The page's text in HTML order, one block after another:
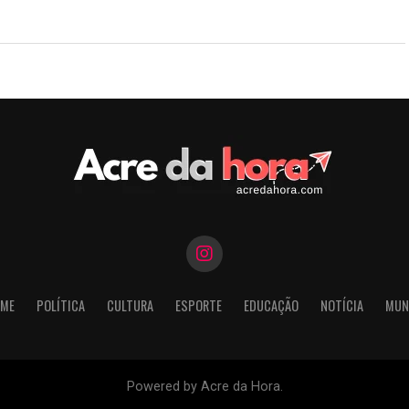
POLÍTICA CULTURA ESPORTE EDUCAÇÃO NOTÍCIA
Powered by Acre da Hora.